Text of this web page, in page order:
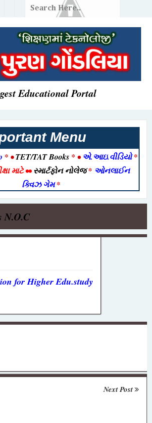
Educational Portal
Menu
* •TET/TAT Books * •એ.આઇ.વીડિયો*
માટે••સ્માર્ટફોન નોલેજ* ઓનલાઈન
ક્વિઝ ગેમ*
N.O.C
for Higher Edu.study
Next Post